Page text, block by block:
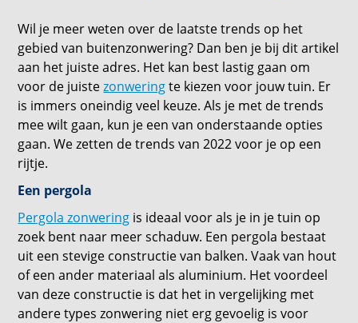
Wil je meer weten over de laatste trends op het
gebied van buitenzonwering? Dan ben je bij dit artikel
aan het juiste adres. Het kan best lastig gaan om
voor de juiste zonweringte kiezen voor jouw tuin. Er
is immers oneindig veel keuze. Als je met de trends
mee wilt gaan, kun je een van onderstaande opties
gaan. We zetten de trends van 2022 voor je op een
rijtje.
Een pergola
Pergola zonwering is ideaal voor als je in je tuin op
zoek bent naar meer schaduw. Een pergola bestaat
uit een stevige constructie van balken. Vaak van hout
of een ander materiaal als aluminium. Het voordeel
van deze constructie is dat het in vergelijking met
andere types zonwering niet erg gevoelig is voor